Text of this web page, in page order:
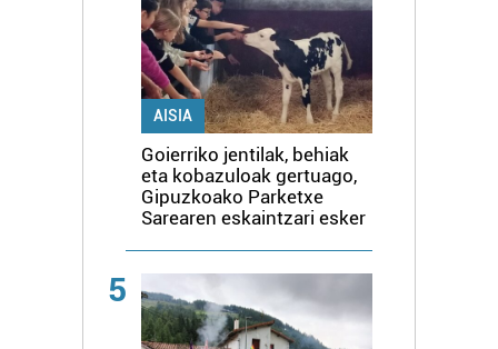
AISIA
Goierriko jentilak, behiak
eta kobazuloak gertuago,
Gipuzkoako Parketxe
Sarearen eskaintzari esker
5